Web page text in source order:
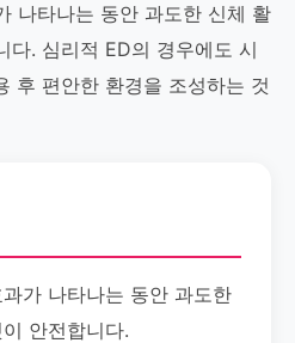
나타나는 동안 과도한 신체 활
다. 심리적 ED의 경우에도 시
후 편안한 환경을 조성하는 것
가 나타나는 동안 과도한
안전합니다.